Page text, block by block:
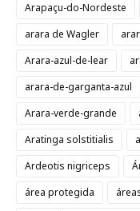
Arapaçu-do-Nordeste
arara de Wagler
Arara-azul-de-lear
arara-de-garganta-azul
Arara-verde-grande
Aratinga solstitialis
Ardeotis nigriceps
área protegida